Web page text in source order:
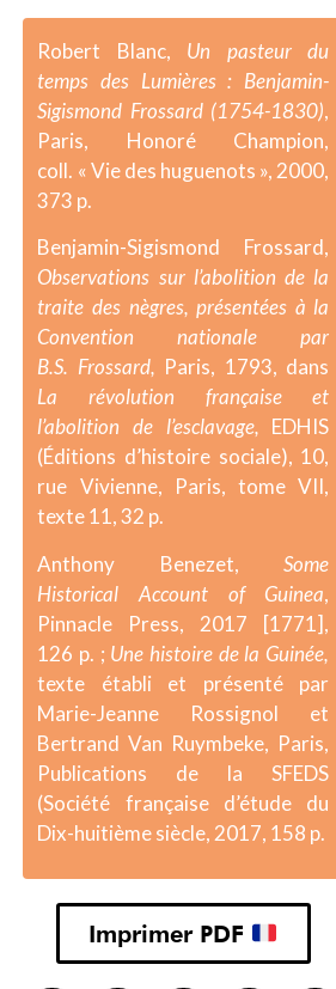
Robert Blanc, Un pasteur du
temps des Lumières : Benjamin-
Sigismond Frossard (1754-1830),
Paris, Honoré Champion,
coll. « Vie des huguenots », 2000,
373 p.
Benjamin-Sigismond Frossard,
Observations sur l’abolition de la
traite des nègres, présentées à la
Convention nationale par
B.S. Frossard, Paris, 1793, dans
La révolution française et
l’abolition de l’esclavage, EDHIS
(Éditions d’histoire sociale), 10,
rue Vivienne, Paris, tome VII,
texte 11, 32 p.
Anthony Benezet,Some
Historical Account of Guinea,
Pinnacle Press, 2017 [1771],
126 p. ; Une histoire de la Guinée,
texte établi et présenté par
Marie-Jeanne Rossignol et
Bertrand Van Ruymbeke, Paris,
Publications de la SFEDS
(Société française d’étude du
Dix-huitième siècle, 2017, 158 p.
Imprimer PDF